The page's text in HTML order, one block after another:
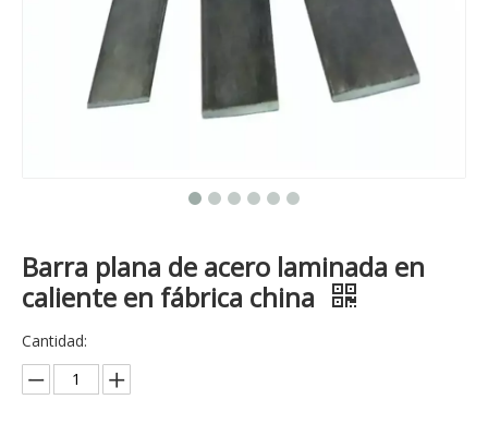
Barra plana de acero laminada en
caliente en fábrica china
Cantidad: